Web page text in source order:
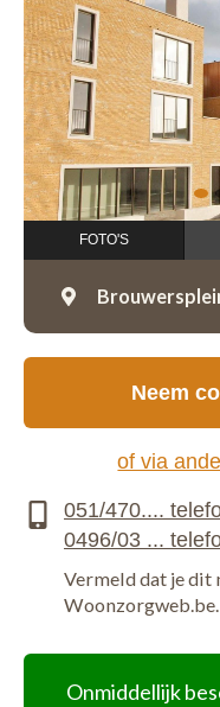
1
FOTO'S
Onmiddellijk
Neem
of via
Vermeld dat je dit